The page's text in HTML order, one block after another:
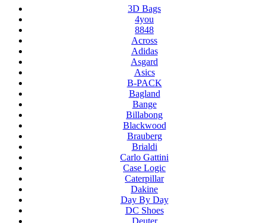
3D Bags
4you
8848
Across
Adidas
Asgard
Asics
B-PACK
Bagland
Bange
Billabong
Blackwood
Brauberg
Brialdi
Carlo Gattini
Case Logic
Caterpillar
Dakine
Day By Day
DC Shoes